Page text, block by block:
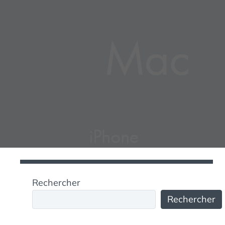
Rechercher
Rechercher